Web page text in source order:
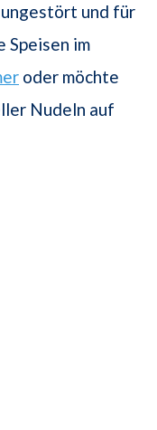
und für
Speisen im
oder möchte
Nudeln auf